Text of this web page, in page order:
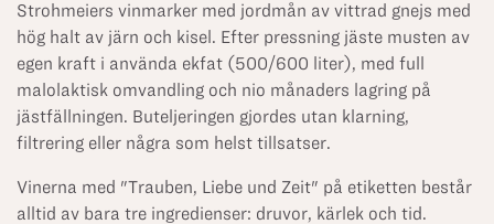
Strohmeiers vinmarker med jordmån av vittrad gnejs med
hög halt av järn och kisel. Efter pressning jäste musten av
egen kraft i använda ekfat (500/600 liter), med full
malolaktisk omvandling och nio månaders lagring på
jästfällningen. Buteljeringen gjordes utan klarning,
filtrering eller några som helst tillsatser.
Vinerna med "Trauben, Liebe und Zeit" på etiketten består
alltid av bara tre ingredienser: druvor, kärlek och tid.